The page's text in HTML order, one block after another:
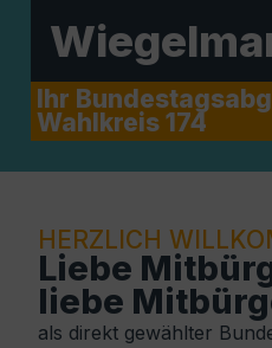
Ihr
Wahlkreis 174
HERZLICH
Liebe
liebe
als direkt gewählter